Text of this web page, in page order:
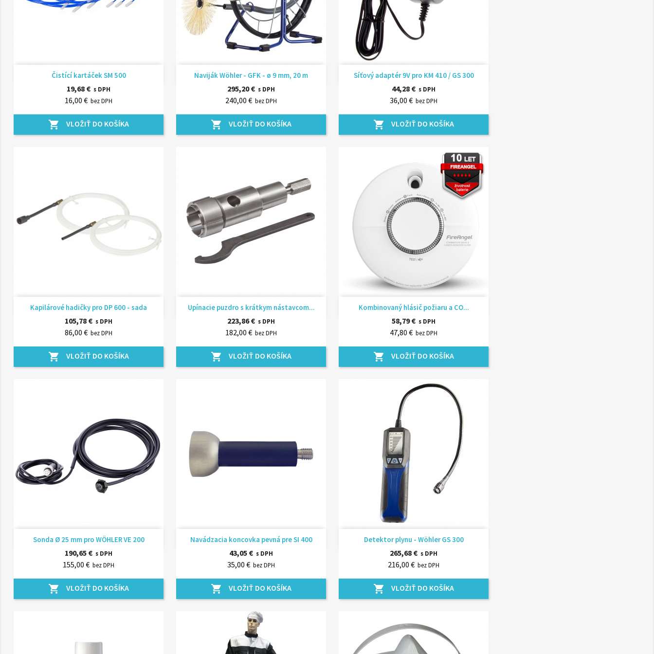
Čistící kartáček SM 500
19,68 € s DPH
16,00 € bez DPH
shopping_cart VLOŽIŤ DO KOŠÍKA
Rýchly náhľad Naviják Wöhler - GFK - ø 9 mm, 20 m
295,20 € s DPH
240,00 € bez DPH
shopping_cart VLOŽIŤ DO KOŠÍKA
Rýchly náhľad Síťový adaptér 9V pro KM 410 / GS 300
44,28 € s DPH
36,00 € bez DPH
shopping_cart VLOŽIŤ DO KOŠÍKA
Rýchly náhľad
Kapilárové hadičky pro DP 600 - sada
105,78 € s DPH
86,00 € bez DPH
shopping_cart VLOŽIŤ DO KOŠÍKA
Rýchly náhľad Upínacie puzdro s krátkym nástavcom...
223,86 € s DPH
182,00 € bez DPH
shopping_cart VLOŽIŤ DO KOŠÍKA
Rýchly náhľad Kombinovaný hlásič požiaru a CO...
58,79 € s DPH
47,80 € bez DPH
shopping_cart VLOŽIŤ DO KOŠÍKA
Rýchly náhľad
Sonda Ø 25 mm pro WÖHLER VE 200
190,65 € s DPH
155,00 € bez DPH
shopping_cart VLOŽIŤ DO KOŠÍKA
 Rýchly náhľad Navádzacia koncovka pevná pre SI 400
43,05 € s DPH
35,00 € bez DPH
shopping_cart VLOŽIŤ DO KOŠÍKA
Rýchly náhľad Detektor plynu - Wöhler GS 300
265,68 € s DPH
216,00 € bez DPH
shopping_cart VLOŽIŤ DO KOŠÍKA
Rýchly náhľad